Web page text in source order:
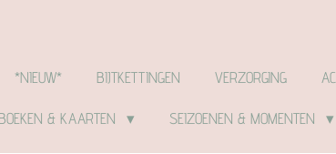
*NIEUW* BIJTKETTINGEN VERZORGING
& KAARTEN SEIZOENEN & MOMENTEN